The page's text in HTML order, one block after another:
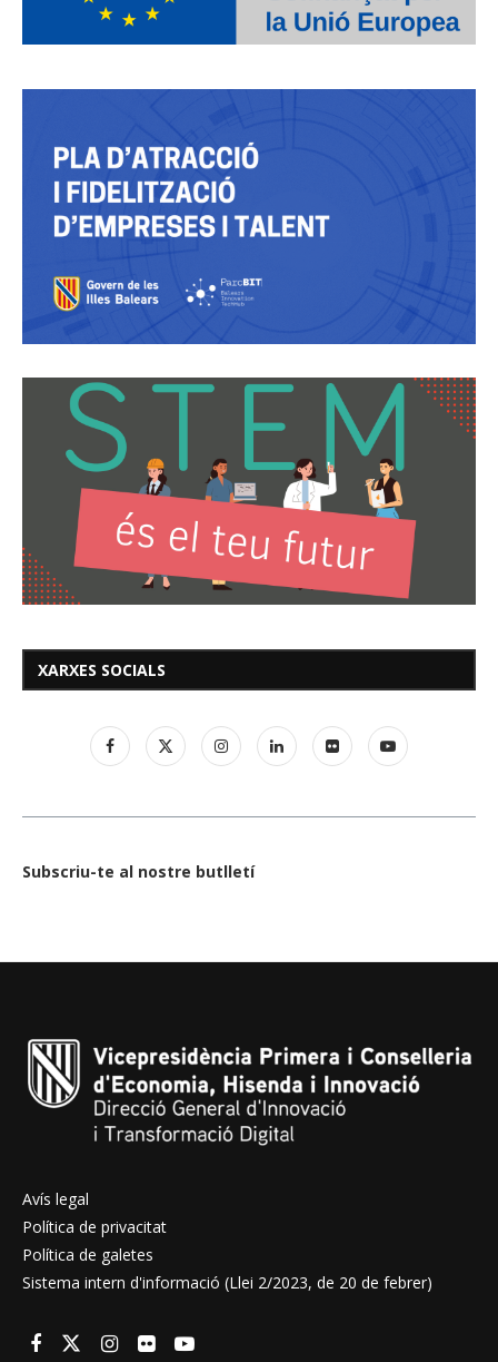
XARXES SOCIALS
Subscriu-te al nostre butlletí
Avís legal
Política de privacitat
Política de galetes
Sistema intern d'informació (Llei 2/2023, de 20 de febrer)